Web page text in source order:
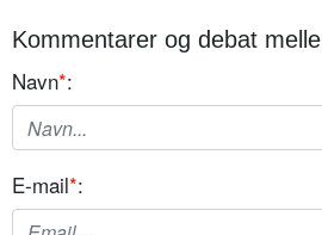
Kommentarer og debat
Navn*:
E-mail*: